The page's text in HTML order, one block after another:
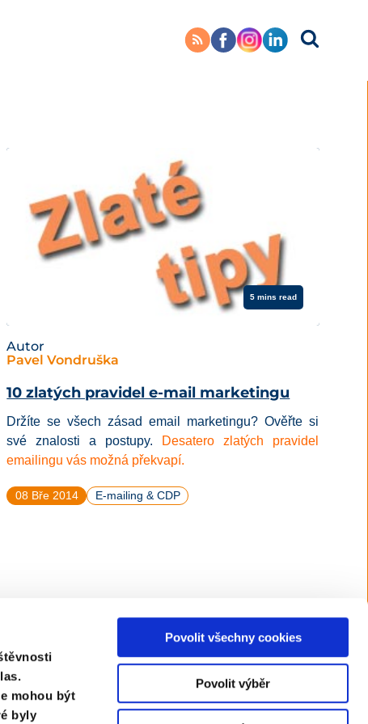
mohou být
byly
Povolit všechny cookies
Povolit výběr
5 mins read
Autor
Pavel Vondruška
10 zlatých pravidel e-mail marketingu
Držíte se všech zásad email marketingu? Ověřte si
své znalosti a postupy. Desatero zlatých pravidel
emailingu vás možná překvapí.
08 Bře 2014 E-mailing & CDP